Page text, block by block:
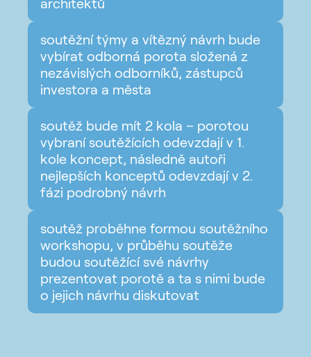
architektů
soutěžní týmy a vítězný návrh bude
vybírat odborná porota složená z
nezávislých odborníků, zástupců
investora a města
soutěž bude mít 2 kola – porotou
vybraní soutěžících odevzdají v 1.
kole koncept, následně autoři
nejlepších konceptů odevzdají v 2.
fázi podrobný návrh
soutěž proběhne formou soutěžního
workshopu, v průběhu soutěže
budou soutěžící své návrhy
prezentovat porotě a ta s nimi bude
o jejich návrhu diskutovat